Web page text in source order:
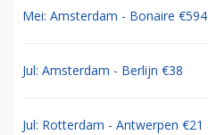
Mei: Amsterdam - Bonaire €594
Jul: Amsterdam - Berlijn €38
Jul: Rotterdam - Antwerpen €21